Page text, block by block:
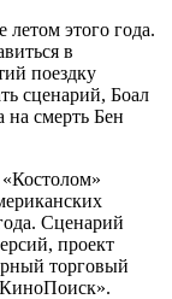
этого года.
в
поездку
сценарий, Боал
на смерть Бен
Сценарий
проект
торговый